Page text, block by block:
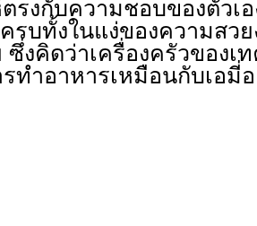
รงกับความชอบของตัวเ
รบทั้งในแง่ของความสว
ซึ่งคิดว่าเครื่องครัวของ
ทำอาหารเหมือนกับเอมี่